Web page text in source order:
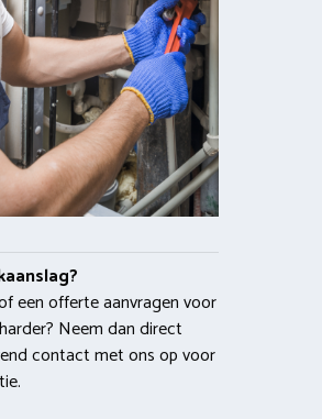
een offerte aanvragen voor
Neem dan direct
contact met ons op voor